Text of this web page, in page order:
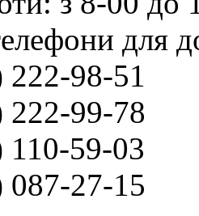
для
222-98-51
222-99-78
110-59-03
087-27-15